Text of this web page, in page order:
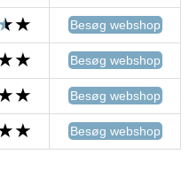
Besøg webshop
Besøg webshop
Besøg webshop
Besøg webshop